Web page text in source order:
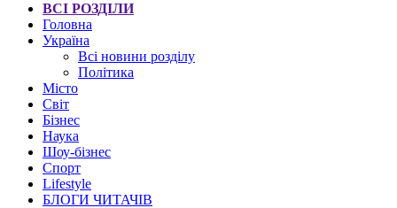
ВСІ РОЗДІЛИ
Головна
Україна
Всі новини розділу
Політика
Місто
Світ
Бізнес
Наука
Шоу-бізнес
Спорт
Lifestyle
БЛОГИ ЧИТАЧІВ